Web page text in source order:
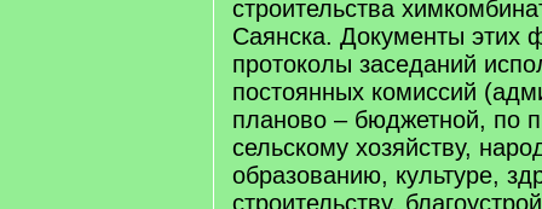
строительства
Саянска. Документы этих
протоколы заседаний
постоянных комиссий
планово – бюджетной, по
сельскому хозяйству,
образованию, культуре,
строительству,